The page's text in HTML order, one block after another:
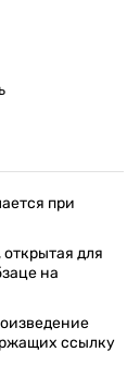
при
для
на
ссылку